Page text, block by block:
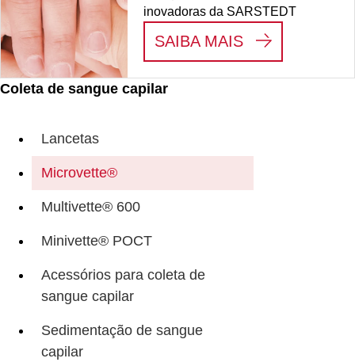
Coleta de sangue capilar
Lancetas
Microvette®
Multivette® 600
Minivette® POCT
Acessórios para coleta de
sangue capilar
Sedimentação de sangue
capilar
inovadoras da SARSTEDT
SAIBA MAIS: FLUXO DE